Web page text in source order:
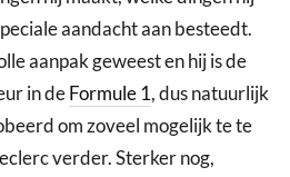
aandacht aan besteedt.
aanpak geweest en hij is de
in deFormule 1, dus natuurlijk
om zoveel mogelijk te te
verder. Sterker nog,